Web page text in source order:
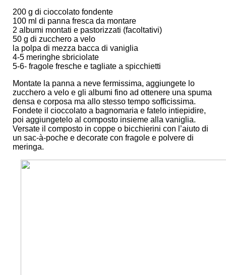
200 g di cioccolato fondente
100 ml di panna fresca da montare
2 albumi montati e pastorizzati (facoltativi)
50 g di zucchero a velo
la polpa di mezza bacca di vaniglia
4-5 meringhe sbriciolate
5-6- fragole fresche e tagliate a spicchietti
Montate la panna a neve fermissima, aggiungete lo
zucchero a velo e gli albumi fino ad ottenere una spuma
densa e corposa ma allo stesso tempo sofficissima.
Fondete il cioccolato a bagnomaria e fatelo intiepidire,
poi aggiungetelo al composto insieme alla vaniglia.
Versate il composto in coppe o bicchierini con l’aiuto di
un sac-à-poche e decorate con fragole e polvere di
meringa.